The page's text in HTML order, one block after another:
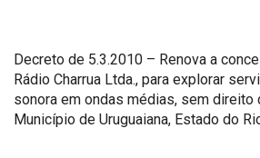
Decreto de 5.3.2010 – Renova a
Rádio Charrua Ltda., para explorar
sonora em ondas médias, sem direito
Município de Uruguaiana, Estado do